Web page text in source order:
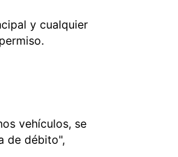
y cualquier
vehículos, se
de débito",